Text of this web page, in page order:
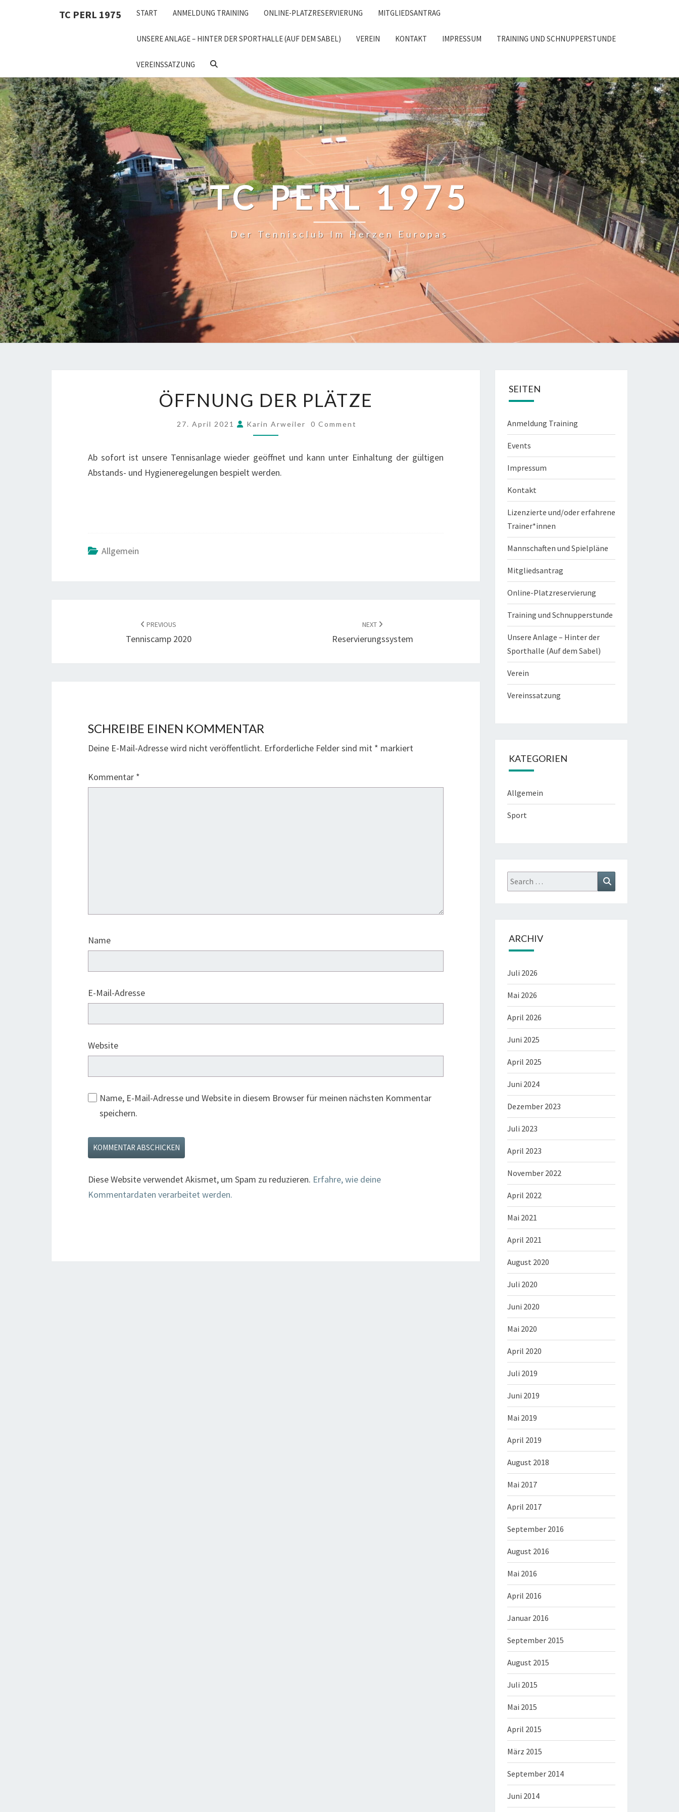
TC PERL 1975 START ANMELDUNG TRAINING ONLINE-PLATZRESERVIERUNG MITGLIEDSANTRAG
UNSERE ANLAGE – HINTER DER SPORTHALLE (AUF DEM SABEL) VEREIN KONTAKT IMPRESSUM TRAINING UND SCHNUPPERSTUNDE
VEREINSSATZUNG
SEARCH
TC PERL 1975
Der Tennisclub Im Herzen Europas
DER
ÖFFNUNG DER PLÄTZE
27. April 2021 Karin Arweiler COMMENTS
0 Comment
Ab sofort ist unsere Tennisanlage wieder geöffnet und kann unter Einhaltung der gültigen
Abstands- und Hygieneregelungen bespielt werden.
Allgemein
NAVIGATION PREVIOUS
Tenniscamp 2020
NEXT
Reservierungssystem
SCHREIBE EINEN KOMMENTAR
Deine E-Mail-Adresse wird nicht veröffentlicht. Erforderliche Felder sind mit * markiert
Kommentar *
Name
E-Mail-Adresse
Website
Name, E-Mail-Adresse und Website in diesem Browser für meinen nächsten Kommentar
speichern.
Diese Website verwendet Akismet, um Spam zu reduzieren. Erfahre, wie deine
Kommentardaten verarbeitet werden.
SEITEN
Anmeldung Training
Events
Impressum
Kontakt
Lizenzierte und/oder erfahrene
Trainer*innen
Mannschaften und Spielpläne
Mitgliedsantrag
Online-Platzreservierung
Training und Schnupperstunde
Unsere Anlage – Hinter der
Sporthalle (Auf dem Sabel)
Verein
Vereinssatzung
KATEGORIEN
Allgemein
Sport
Search
for:
ARCHIV
Juli 2026
Mai 2026
April 2026
Juni 2025
April 2025
Juni 2024
Dezember 2023
Juli 2023
April 2023
November 2022
April 2022
Mai 2021
April 2021
August 2020
Juli 2020
Juni 2020
Mai 2020
April 2020
Juli 2019
Juni 2019
Mai 2019
April 2019
August 2018
Mai 2017
April 2017
September 2016
August 2016
Mai 2016
April 2016
Januar 2016
September 2015
August 2015
Juli 2015
Mai 2015
April 2015
März 2015
September 2014
Juni 2014